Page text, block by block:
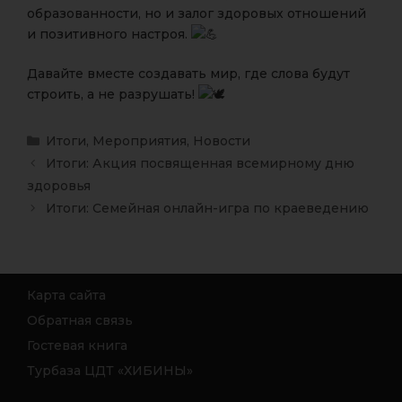
образованности, но и залог здоровых отношений
и позитивного настроя.
Давайте вместе создавать мир, где слова будут
строить, а не разрушать!
Итоги, Мероприятия, Новости
Итоги: Акция посвященная всемирному дню
здоровья
Итоги: Семейная онлайн-игра по краеведению
Карта сайта
Обратная связь
Гостевая книга
Турбаза ЦДТ «ХИБИНЫ»